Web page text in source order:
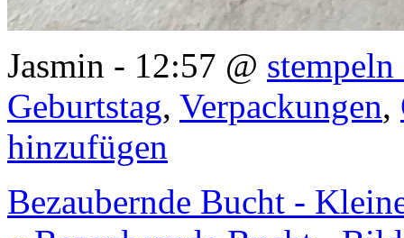
Jasmin - 12:57 @
Geburtstag, Verpackungen,
hinzufügen
Bezaubernde Bucht -